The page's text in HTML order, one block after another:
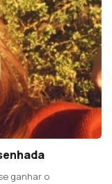
ganhar o